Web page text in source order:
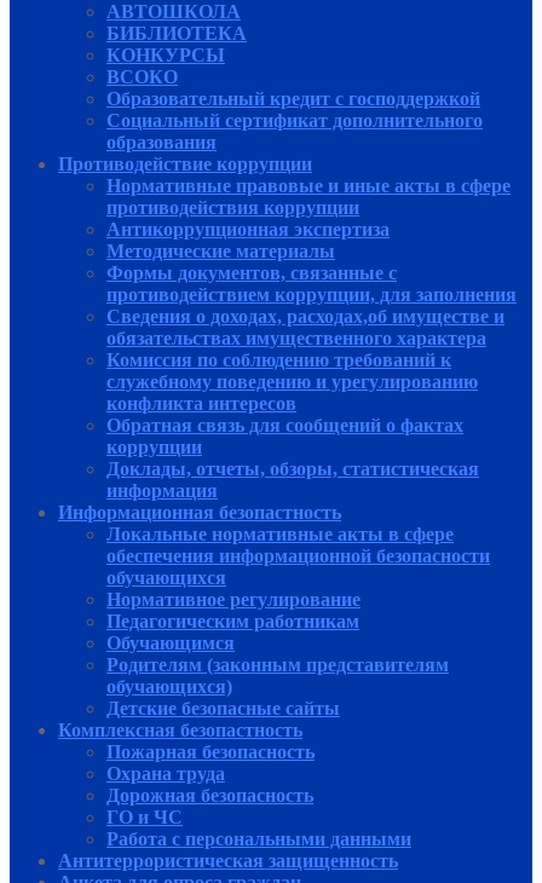
АВТОШКОЛА
БИБЛИОТЕКА
КОНКУРСЫ
ВСОКО
Образовательный кредит с господдержкой
Социальный сертификат дополнительного
образования
Противодействие коррупции
Нормативные правовые и иные акты в сфере
противодействия коррупции
Антикоррупционная экспертиза
Методические материалы
Формы документов, связанные с
противодействием коррупции, для заполнения
Сведения о доходах, расходах,об имуществе и
обязательствах имущественного характера
Комиссия по соблюдению требований к
служебному поведению и урегулированию
конфликта интересов
Обратная связь для сообщений о фактах
коррупции
Доклады, отчеты, обзоры, статистическая
информация
Информационная безопастность
Локальные нормативные акты в сфере
обеспечения информационной безопасности
обучающихся
Нормативное регулирование
Педагогическим работникам
Обучающимся
Родителям (законным представителям
обучающихся)
Детские безопасные сайты
Комплексная безопастность
Пожарная безопасность
Охрана труда
Дорожная безопасность
ГО и ЧС
Работа с персональными данными
Антитеррористическая защищенность